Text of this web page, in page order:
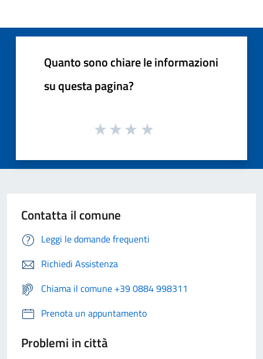
Quanto sono chiare le informazioni
su questa pagina?
Contatta il comune
Leggi le domande frequenti
Richiedi Assistenza
Chiama il comune +39 0884 998311
Prenota un appuntamento
Problemi in città